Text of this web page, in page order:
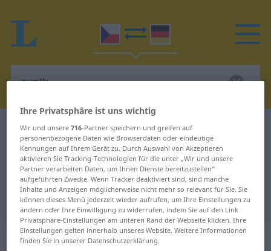
Tschechisch-Deutsch Wörterbuch cynik
Tschechisch-Deutsch Übersetzung
für "cynik"
"cynik" Deutsch Übersetzung
„cynik“: maskulin
Ihre Privatsphäre ist uns wichtig
Wir und unsere716-Partner speichern und greifen auf
personenbezogene Daten wie Browserdaten oder eindeutige
Kennungen auf Ihrem Gerät zu. Durch Auswahl von Akzeptieren
aktivieren Sie Tracking-Technologien für die unter „Wir und unsere
Partner verarbeiten Daten, um Ihnen Dienste bereitzustellen“
aufgeführten Zwecke. Wenn Tracker deaktiviert sind, sind manche
Inhalte und Anzeigen möglicherweise nicht mehr so relevant für Sie. Sie
können dieses Menü jederzeit wieder aufrufen, um Ihre Einstellungen zu
ändern oder Ihre Einwilligung zu widerrufen, indem Sie auf den Link
Privatsphäre-Einstellungen am unteren Rand der Webseite klicken. Ihre
Einstellungen gelten innerhalb unseres Website. Weitere Informationen
finden Sie in unserer Datenschutzerklärung.